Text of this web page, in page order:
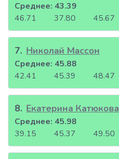
46.71 37.80 45.67
Среднее: 43.39
7. Николай Массон
42.41 45.39 48.47
Среднее: 45.88
8. Екатерина Катюкова
39.15 45.37 49.50
Среднее: 45.98